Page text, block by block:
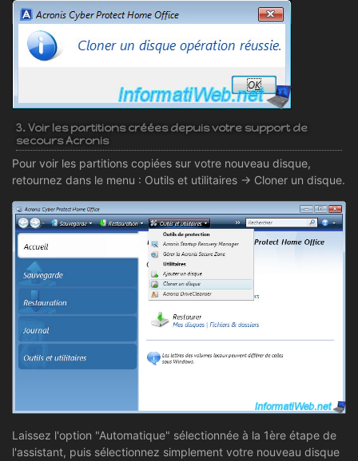
3. Voir les partitions créées depuis votre support de
secours Acronis
Pour voir les partitions copiées sur votre nouveau disque,
retournez dans le menu : Outils et utilitaires -> Cloner un disque.
Laissez l'option "Automatique" sélectionnée à la 1ère étape de
l'assistant, puis sélectionnez simplement votre nouveau disque